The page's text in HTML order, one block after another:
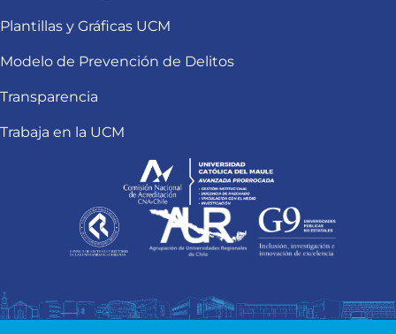
Plantillas y Gráficas UCM
Modelo de Prevención de Delitos
Transparencia
Trabaja en la UCM